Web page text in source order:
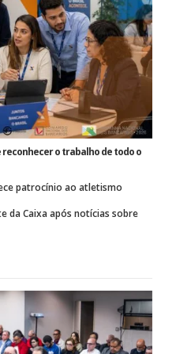
reconhecer o trabalho de todo o
patrocínio ao atletismo
da Caixa após notícias sobre